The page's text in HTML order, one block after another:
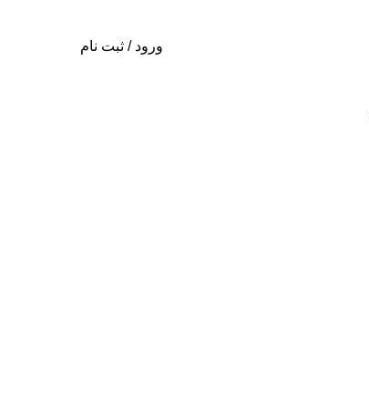
ورود / ثبت نام